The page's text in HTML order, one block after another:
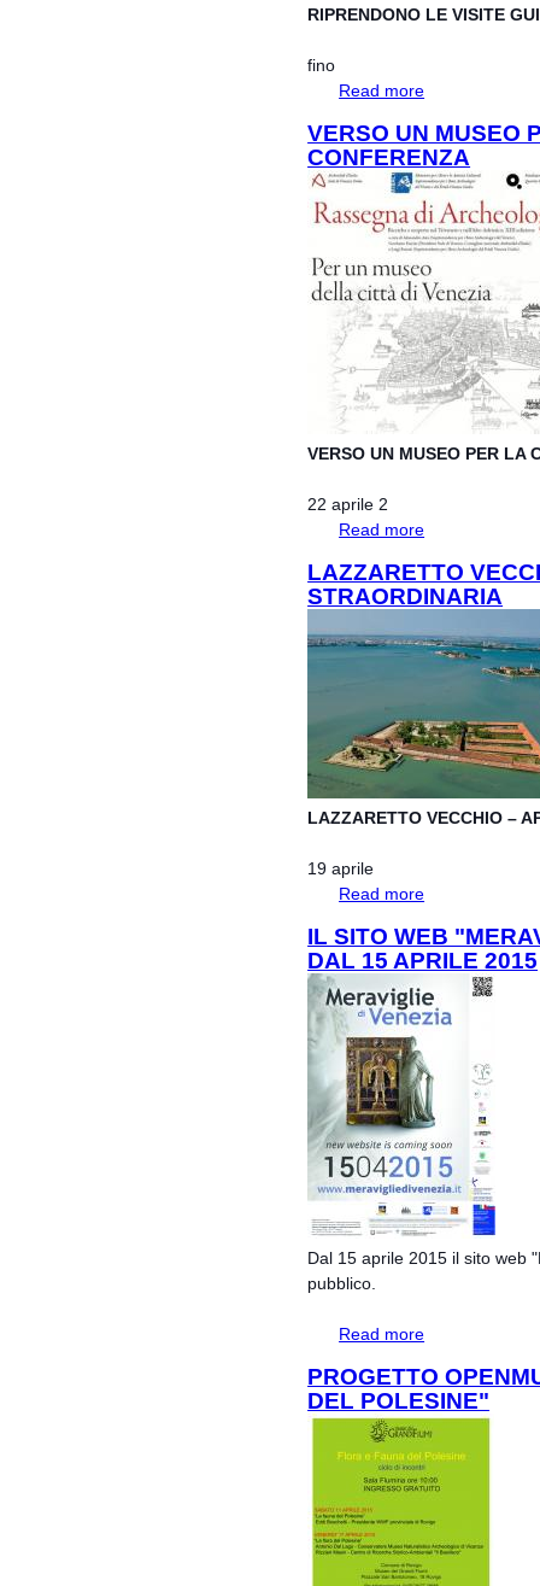
RIPRENDONO LE VISITE
fino
Read more
VERSO UN MUSEO
CONFERENZA
VERSO UN MUSEO PER LA
22 aprile 2
Read more
LAZZARETTO
STRAORDINARIA
LAZZARETTO VECCHIO –
19 aprile
Read more
IL SITO WEB
DAL 15 APRILE 2015
Dal 15 aprile 2015 il sito web
pubblico.
Read more
PROGETTO
DEL POLESINE"